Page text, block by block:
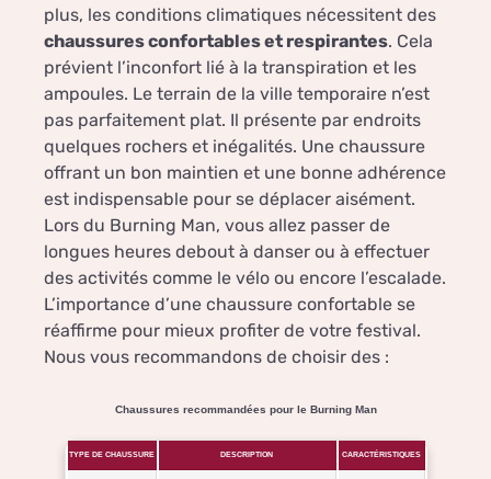
plus, les conditions climatiques nécessitent des
chaussures confortables et respirantes. Cela
prévient l’inconfort lié à la transpiration et les
ampoules. Le terrain de la ville temporaire n’est
pas parfaitement plat. Il présente par endroits
quelques rochers et inégalités. Une chaussure
offrant un bon maintien et une bonne adhérence
est indispensable pour se déplacer aisément.
Lors du Burning Man, vous allez passer de
longues heures debout à danser ou à effectuer
des activités comme le vélo ou encore l’escalade.
L’importance d’une chaussure confortable se
réaffirme pour mieux profiter de votre festival.
Nous vous recommandons de choisir des :
Chaussures recommandées pour le Burning Man
TYPE DE CHAUSSURE DESCRIPTION CARACTÉRISTIQUES